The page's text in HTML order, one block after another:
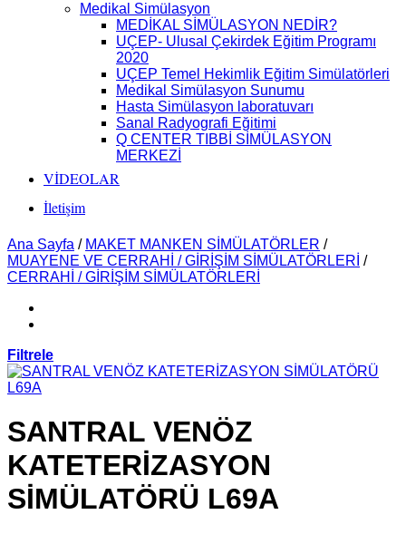
Medikal Simülasyon
MEDİKAL SİMÜLASYON NEDİR?
UÇEP- Ulusal Çekirdek Eğitim Programı
2020
UÇEP Temel Hekimlik Eğitim Simülatörleri
Medikal Simülasyon Sunumu
Hasta Simülasyon laboratuvarı
Sanal Radyografi Eğitimi
Q CENTER TIBBİ SİMÜLASYON
MERKEZİ
VİDEOLAR
İletişim
Ana Sayfa / MAKET MANKEN SİMÜLATÖRLER /
MUAYENE VE CERRAHİ / GİRİŞİM SİMÜLATÖRLERİ /
CERRAHİ / GİRİŞİM SİMÜLATÖRLERİ
Filtrele
SANTRAL VENÖZ
KATETERİZASYON
SİMÜLATÖRÜ L69A